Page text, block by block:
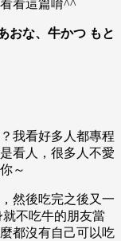
看這篇唷^^
おな、牛かつ もと
我看好多人都專程
看人，很多人不愛
～
然後吃完之後又一
不吃牛的朋友當
都沒有自己可以吃